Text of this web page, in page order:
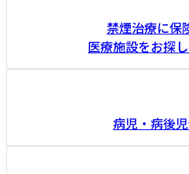
禁煙治療に保
医療施設をお探
病児・病後